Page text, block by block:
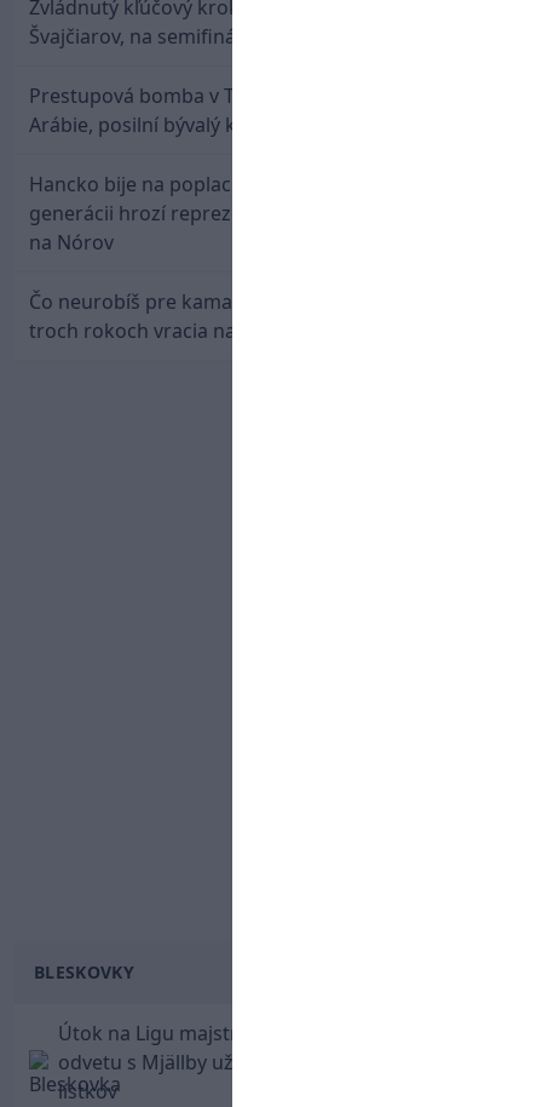
Zvládnutý kľúčový krok! Osemnástka zdolala
Švajčiarov, na semifinále potrebuje pomoc favorita
Prestupová bomba v Turecku! Salah nepôjde do
Arábie, posilní bývalý klub Hamšíka
Hancko bije na poplach! Zaspali sme dobu, po tejto
generácii hrozí reprezentačné prázdno. Pozrime sa
na Nórov
Čo neurobíš pre kamaráta! Marián Hossa sa po
troch rokoch vracia na ľad
BLESKOVKY
Útok na Ligu majstrov láka! Slovan hlási na
odvetu s Mjällby už viac ako 13-tisíc predaných
lístkov